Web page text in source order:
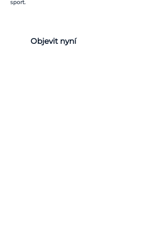
sport.
Objevit nyní